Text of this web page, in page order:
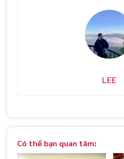
LEE
Có thể bạn quan tâm: